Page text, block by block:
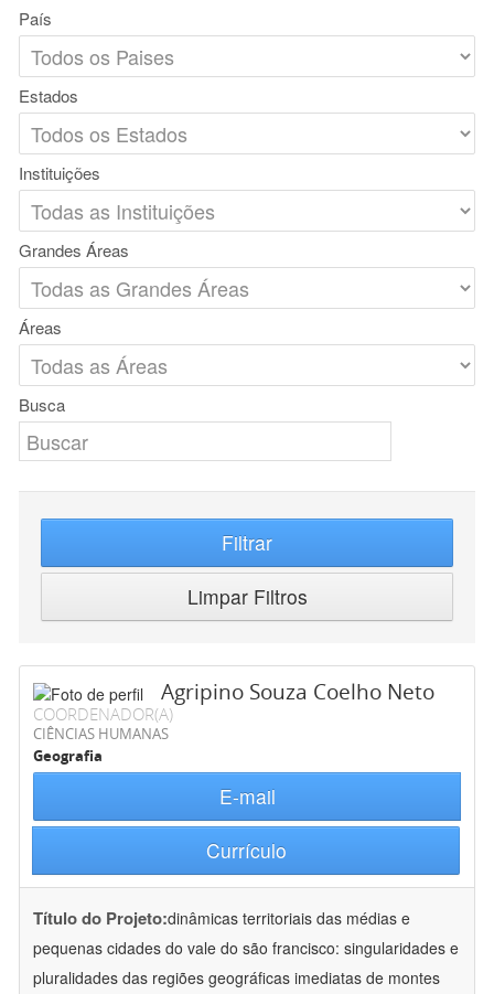
País
Estados
Instituições
Grandes Áreas
Áreas
Busca
Filtrar
Limpar Filtros
Agripino Souza Coelho Neto
COORDENADOR(A)
CIÊNCIAS HUMANAS
Geografia
E-mail
Currículo
Título do Projeto:dinâmicas territoriais das médias e
pequenas cidades do vale do são francisco: singularidades e
pluralidades das regiões geográficas imediatas de montes